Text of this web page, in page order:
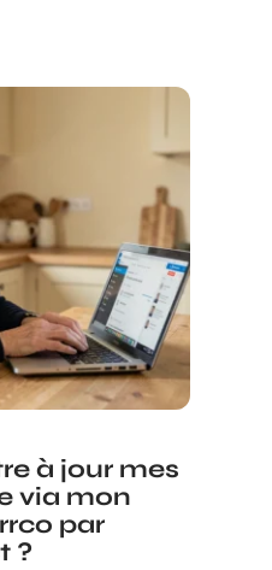
à jour mes
via mon
par
?